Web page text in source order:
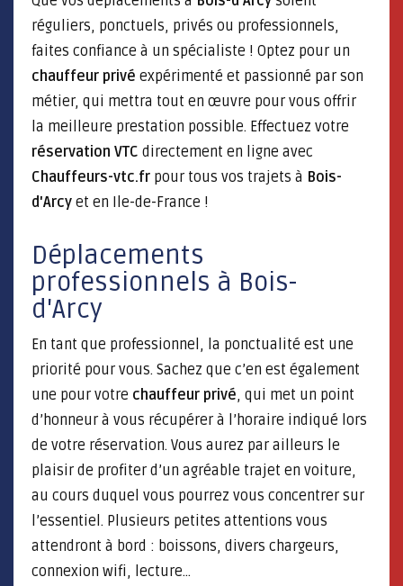
réguliers, ponctuels, privés ou professionnels,
faites confiance à un spécialiste ! Optez pour un
chauffeur privé expérimenté et passionné par son
métier, qui mettra tout en œuvre pour vous offrir
la meilleure prestation possible. Effectuez votre
réservation VTC directement en ligne avec
Chauffeurs-vtc.fr pour tous vos trajets à Bois-
d'Arcy et en Ile-de-France !
Déplacements
professionnels à Bois-
d'Arcy
En tant que professionnel, la ponctualité est une
priorité pour vous. Sachez que c’en est également
une pour votre chauffeur privé, qui met un point
d’honneur à vous récupérer à l’horaire indiqué lors
de votre réservation. Vous aurez par ailleurs le
plaisir de profiter d’un agréable trajet en voiture,
au cours duquel vous pourrez vous concentrer sur
l’essentiel. Plusieurs petites attentions vous
attendront à bord : boissons, divers chargeurs,
connexion wifi, lecture…